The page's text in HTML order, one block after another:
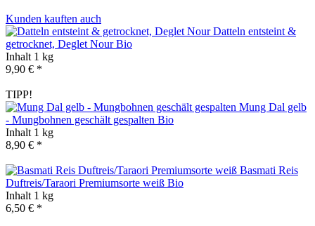
Kunden kauften auch
Datteln entsteint &
getrocknet, Deglet NourBio
Inhalt 1 kg
9,90 € *
TIPP!
Mung Dal gelb
- Mungbohnen geschält gespalten Bio
Inhalt 1 kg
8,90 € *
Basmati Reis
Duftreis/Taraori Premiumsorte weiß Bio
Inhalt 1 kg
6,50 € *